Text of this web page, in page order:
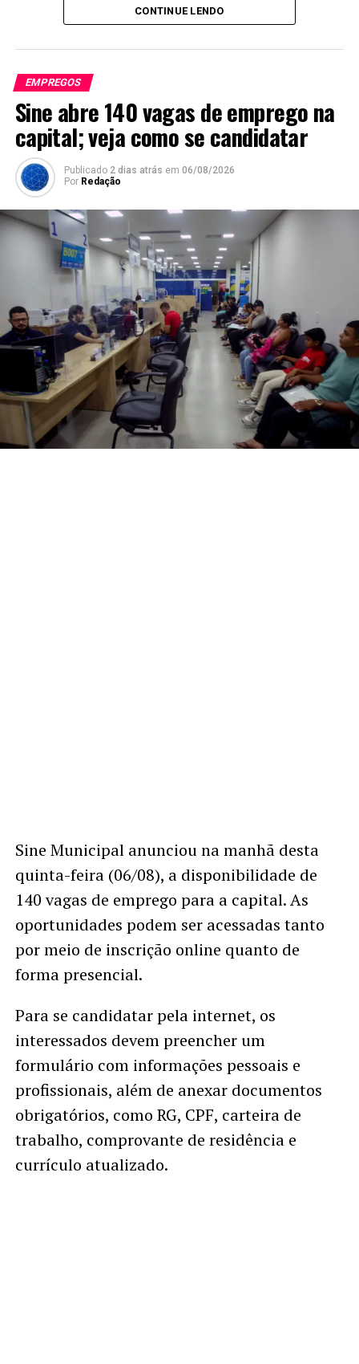
CONTINUE LENDO
EMPREGOS
Sine abre 140 vagas de emprego na
capital; veja como se candidatar
Publicado 2 dias atrás em 06/08/2026
Por Redação
Sine Municipal anunciou na manhã desta
quinta-feira (06/08), a disponibilidade de
140 vagas de emprego para a capital. As
oportunidades podem ser acessadas tanto
por meio de inscrição online quanto de
forma presencial.
Para se candidatar pela internet, os
interessados devem preencher um
formulário com informações pessoais e
profissionais, além de anexar documentos
obrigatórios, como RG, CPF, carteira de
trabalho, comprovante de residência e
currículo atualizado.